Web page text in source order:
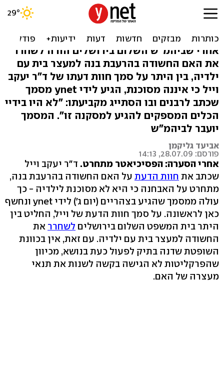
הפסיכיאטר התחרט: ייתכן
ש"המרעיבה" מסוכנת
אחרי שביהמ"ש השלום בירושלים הורה לשחרר
את האם החשודה בהרעבת בנה למעצר בית עם
ילדיה, בין היתר על סמך חוות דעתו של ד"ר יעקב
וייל כי איננה מסוכנת, הגיע לידי ynet מסמך
שכתב לרבנים ובו הסתייג מקביעתו: "לא היו בידיי
הכלים המספקים להגיע למסקנה זו". המסמך
יועבר לביהמ"ש
אביעד גליקמן
פורסם: 28.07.09, 14:13
אחרי הסערה: הפסיכיאטר מתחרט. ד"ר יעקב וייל
שכתב את חוות הדעת על האם החשודה בהרעבת בנה,
מתחרט על האבחנה כי היא לא מסוכנת לילדיה - כך
עולה ממסמך שהגיע בצהריים (יום ג') לידי ynet ונחשף
כאן לראשונה. על סמך חוות הדעת של וייל, החליט בין
היתר בית המשפט השלום בירושלים לשחרר את
החשודה למעצר בית עם ילדיה. עם זאת, אין בכוונת
השופטת שדנה בתיק לפעול כעת בנושא, מכיוון
שהפרקליטות לא הגישה בקשה לשנות את תנאי
מעצרה של האם.